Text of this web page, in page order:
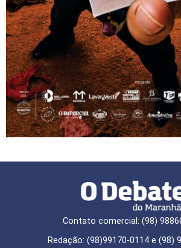
Contato comercial: (98)
Redação: (98)99170-0114 e (98)